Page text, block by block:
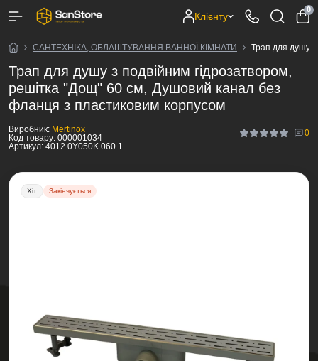
Клієнту
0
САНТЕХНІКА, ОБЛАШТУВАННЯ ВАННОЇ КІМНАТИ Трап для душу
Трап для душу з подвійним гідрозатвором,
решітка "Дощ" 60 см, Душовий канал без
фланця з пластиковим корпусом
Виробник: Mertinox
Код товару: 000001034
Артикул: 4012.0Y050K.060.1
0
Хіт Закінчується